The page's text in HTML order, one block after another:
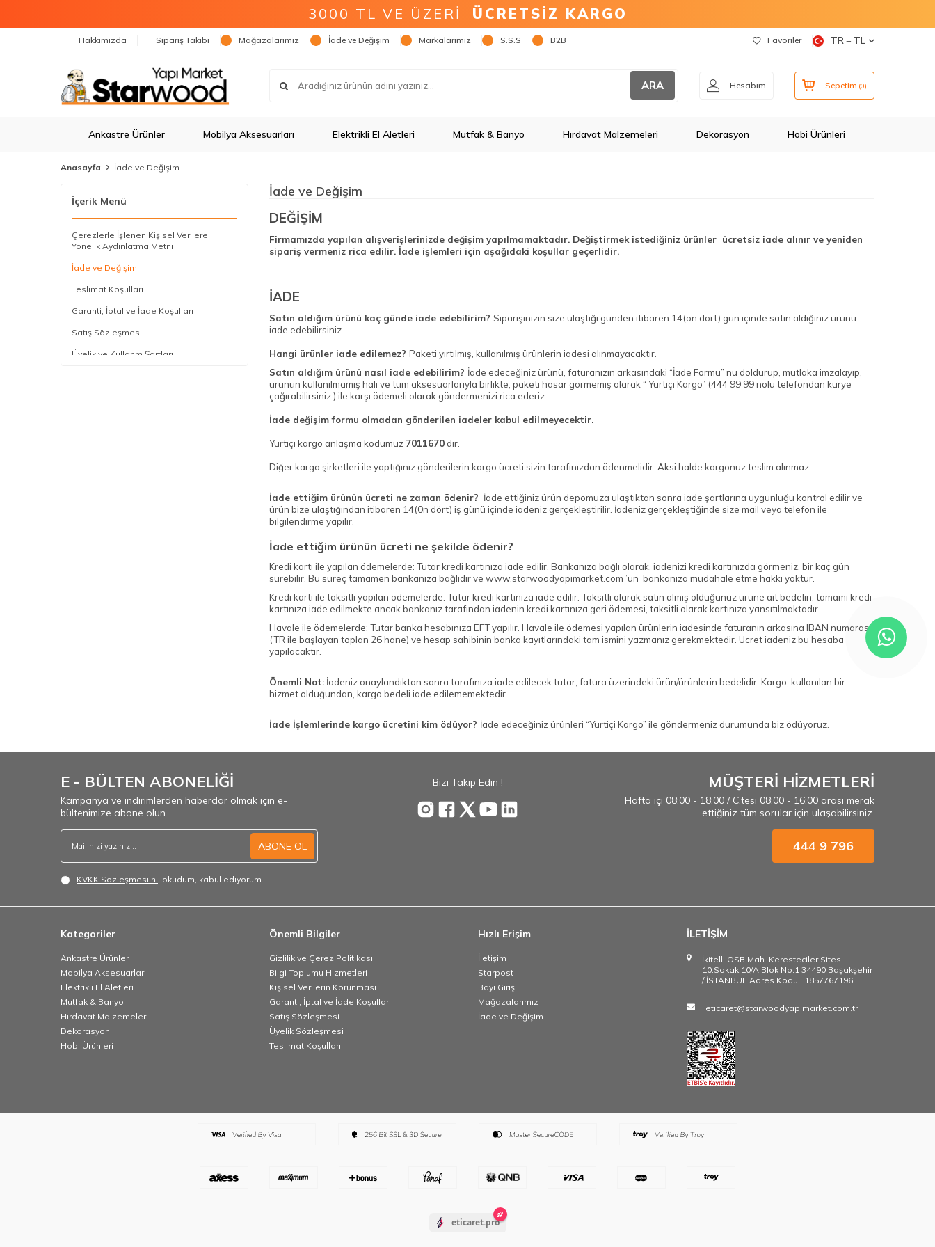
3000 TL VE ÜZERİ ÜCRETSİZ KARGO
Hakkımızda Sipariş Takibi Mağazalarımız İade ve Değişim Markalarımız S.S.S B2B Favoriler TR − TL
ARA Hesabım Sepetim (0)
Ankastre Ürünler Mobilya Aksesuarları Elektrikli El Aletleri Mutfak & Banyo Hırdavat Malzemeleri Dekorasyon Hobi Ürünleri
Anasayfa İade ve Değişim
İçerik Menü
Çerezlerle İşlenen Kişisel Verilere
Yönelik Aydınlatma Metni
İade ve Değişim
Teslimat Koşulları
Garanti, İptal ve İade Koşulları
Satış Sözleşmesi
Üyelik ve Kullanm Şartları
İade ve Değişim
DEĞİŞİM
Firmamızda yapılan alışverişlerinizde değişim yapılmamaktadır. Değiştirmek istediğiniz ürünler ücretsiz iade alınır ve yeniden
sipariş vermeniz rica edilir. İade işlemleri için aşağıdaki koşullar geçerlidir.
İADE
Satın aldığım ürünü kaç günde iade edebilirim? Siparişinizin size ulaştığı günden itibaren 14(on dört) gün içinde satın aldığınız ürünü
iade edebilirsiniz.
Hangi ürünler iade edilemez? Paketi yırtılmış, kullanılmış ürünlerin iadesi alınmayacaktır.
Satın aldığım ürünü nasıl iade edebilirim? İade edeceğiniz ürünü, faturanızın arkasındaki “İade Formu” nu doldurup, mutlaka imzalayıp,
ürünün kullanılmamış hali ve tüm aksesuarlarıyla birlikte, paketi hasar görmemiş olarak “ Yurtiçi Kargo” (444 99 99 nolu telefondan kurye
çağırabilirsiniz.) ile karşı ödemeli olarak göndermenizi rica ederiz.
İade değişim formu olmadan gönderilen iadeler kabul edilmeyecektir.
Yurtiçi kargo anlaşma kodumuz 7011670 dır.
Diğer kargo şirketleri ile yaptığınız gönderilerin kargo ücreti sizin tarafınızdan ödenmelidir. Aksi halde kargonuz teslim alınmaz.
İade ettiğim ürünün ücreti ne zaman ödenir? İade ettiğiniz ürün depomuza ulaştıktan sonra iade şartlarına uygunluğu kontrol edilir ve
ürün bize ulaştığından itibaren 14(0n dört) iş günü içinde iadeniz gerçekleştirilir. İadeniz gerçekleştiğinde size mail veya telefon ile
bilgilendirme yapılır.
İade ettiğim ürünün ücreti ne şekilde ödenir?
Kredi kartı ile yapılan ödemelerde: Tutar kredi kartınıza iade edilir. Bankanıza bağlı olarak, iadenizi kredi kartınızda görmeniz, bir kaç gün
sürebilir. Bu süreç tamamen bankanıza bağlıdır ve www.starwoodyapimarket.com ’un bankanıza müdahale etme hakkı yoktur.
Kredi kartı ile taksitli yapılan ödemelerde: Tutar kredi kartınıza iade edilir. Taksitli olarak satın almış olduğunuz ürüne ait bedelin, tamamı kredi
kartınıza iade edilmekte ancak bankanız tarafından iadenin kredi kartınıza geri ödemesi, taksitli olarak kartınıza yansıtılmaktadır.
Havale ile ödemelerde: Tutar banka hesabınıza EFT yapılır. Havale ile ödemesi yapılan ürünlerin iadesinde faturanın arkasına IBAN numarası
(TR ile başlayan toplan 26 hane) ve hesap sahibinin banka kayıtlarındaki tam ismini yazmanız gerekmektedir. Ücret iadeniz bu hesaba
yapılacaktır.
Önemli Not: İadeniz onaylandıktan sonra tarafınıza iade edilecek tutar, fatura üzerindeki ürün/ürünlerin bedelidir. Kargo, kullanılan bir
hizmet olduğundan, kargo bedeli iade edilememektedir.
İade İşlemlerinde kargo ücretini kim ödüyor? İade edeceğiniz ürünleri “Yurtiçi Kargo” ile göndermeniz durumunda biz ödüyoruz.
E - BÜLTEN ABONELİĞİ
Kampanya ve indirimlerden haberdar olmak için e-
bültenimize abone olun.
ABONE OL
KVKK Sözleşmesi'ni, okudum, kabul ediyorum.
Bizi Takip Edin ! MÜŞTERİ HİZMETLERİ
Hafta içi 08:00 - 18:00 / C.tesi 08:00 - 16:00 arası merak
ettiğiniz tüm sorular için ulaşabilirsiniz.
444 9 796
Kategoriler
Ankastre Ürünler
Mobilya Aksesuarları
Elektrikli El Aletleri
Mutfak & Banyo
Hırdavat Malzemeleri
Dekorasyon
Hobi Ürünleri
Önemli Bilgiler
Gizlilik ve Çerez Politikası
Bilgi Toplumu Hizmetleri
Kişisel Verilerin Korunması
Garanti, İptal ve İade Koşulları
Satış Sözleşmesi
Üyelik Sözleşmesi
Teslimat Koşulları
Hızlı Erişim
İletişim
Starpost
Bayi Girişi
Mağazalarımız
İade ve Değişim
İLETİŞİM
İkitelli OSB Mah. Keresteciler Sitesi
10.Sokak 10/A Blok No:1 34490 Başakşehir
/ İSTANBUL Adres Kodu : 1857767196
eticaret@starwoodyapimarket.com.tr
eticaret.pro